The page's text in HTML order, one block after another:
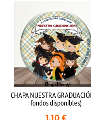
CHAPA NUESTRA
fondos disponibles)